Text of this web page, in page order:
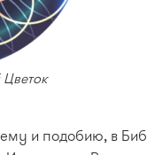
и подобию, в